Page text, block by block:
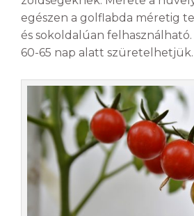
egészen a golflabda méretig
és sokoldalúan
60-65 nap alatt szüretelhetjük.